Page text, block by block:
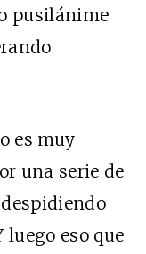
pusilánime
es muy
una serie de
eso que